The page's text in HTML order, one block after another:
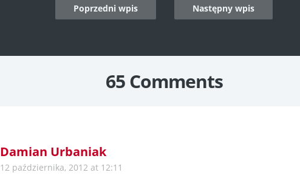
Poprzedni wpis Następny wpis
65 Comments
Damian Urbaniak
12 października, 2012 at 12:11